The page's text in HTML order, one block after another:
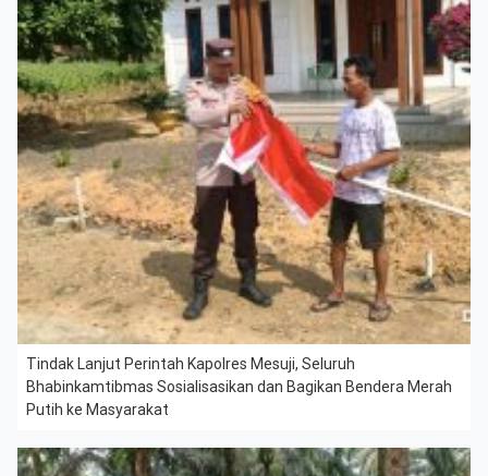
Tindak Lanjut Perintah Kapolres Mesuji, Seluruh
Bhabinkamtibmas Sosialisasikan dan Bagikan Bendera Merah
Putih ke Masyarakat